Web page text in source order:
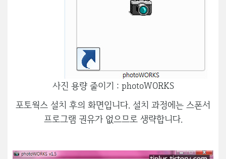
사진 용량 줄이기 : photoWORKS
포토웍스 설치 후의 화면입니다. 설치 과정에는 스폰서
프로그램 권유가 없으므로 생략합니다.